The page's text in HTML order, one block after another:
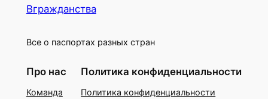
Вгражданства
Все о паспортах разных стран
Про нас
Команда
Политика конфиденциальности
Политика конфиденциальности